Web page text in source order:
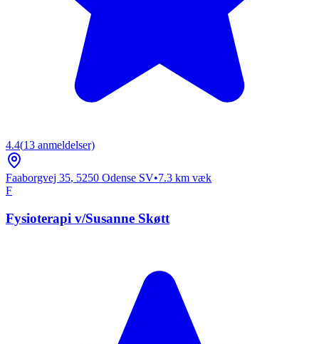
4.4(13 anmeldelser)
Faaborgvej 35, 5250 Odense SV•7.3 km væk
F
Fysioterapi v/Susanne Skøtt